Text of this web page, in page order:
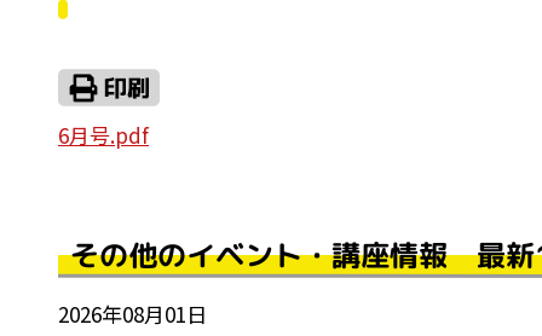
6月号.pdf
その他のイベント・講座情報 最
2026年08月01日